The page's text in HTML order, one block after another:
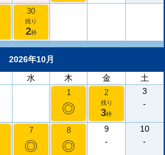
30
残り
2枠
2026年10月
水 木 金 土
1
◎
2
残り
3枠
3
-
7
◎
8
◎
9
-
10
-